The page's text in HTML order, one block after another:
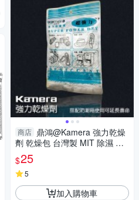
商店 鼎鴻@Kamera 強力乾燥
劑 乾燥包 台灣製 MIT 除濕 防
霉 乾燥 可用於 相機 攝影器材
電池 零件(單包售)
$25
5
加入購物車